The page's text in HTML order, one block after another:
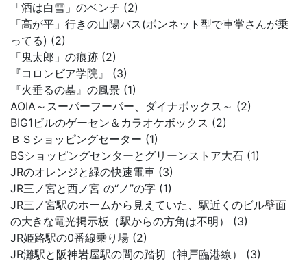
「酒は白雪」のベンチ (2)
「高が平」行きの山陽バス(ボンネット型で車掌さんが乗
ってる) (2)
「鬼太郎」の痕跡 (2)
『コロンビア学院』 (3)
『火垂るの墓』の風景 (1)
AOIA～スーパーフーパー、ダイナボックス～ (2)
BIG1ビルのゲーセン＆カラオケボックス (2)
ＢＳショッピングセーター (1)
BSショッピングセンターとグリーンストア大石 (1)
JRのオレンジと緑の快速電車 (3)
JR三ノ宮と西ノ宮 の“ノ”の字 (1)
JR三ノ宮駅のホームから見えていた、駅近くのビル壁面
の大きな電光掲示板（駅からの方角は不明） (3)
JR姫路駅の0番線乗り場 (2)
JR灘駅と阪神岩屋駅の間の踏切（神戸臨港線） (3)